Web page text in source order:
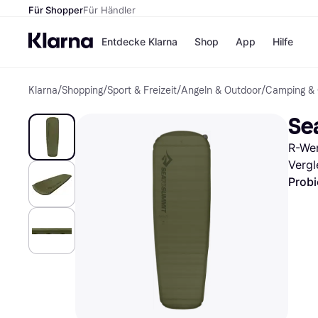
Für ShopperFür Händler
Entdecke Klarna
Zahlungsmethoden
Bezahle in 3
Teilzahlungen
Bezahle in bis zu 30
Shop
Shops
H&M
Temu
App Hilfe
Klarna/Shopping/Sport & Freizeit/Angeln & Outdoor/Camping &
R-